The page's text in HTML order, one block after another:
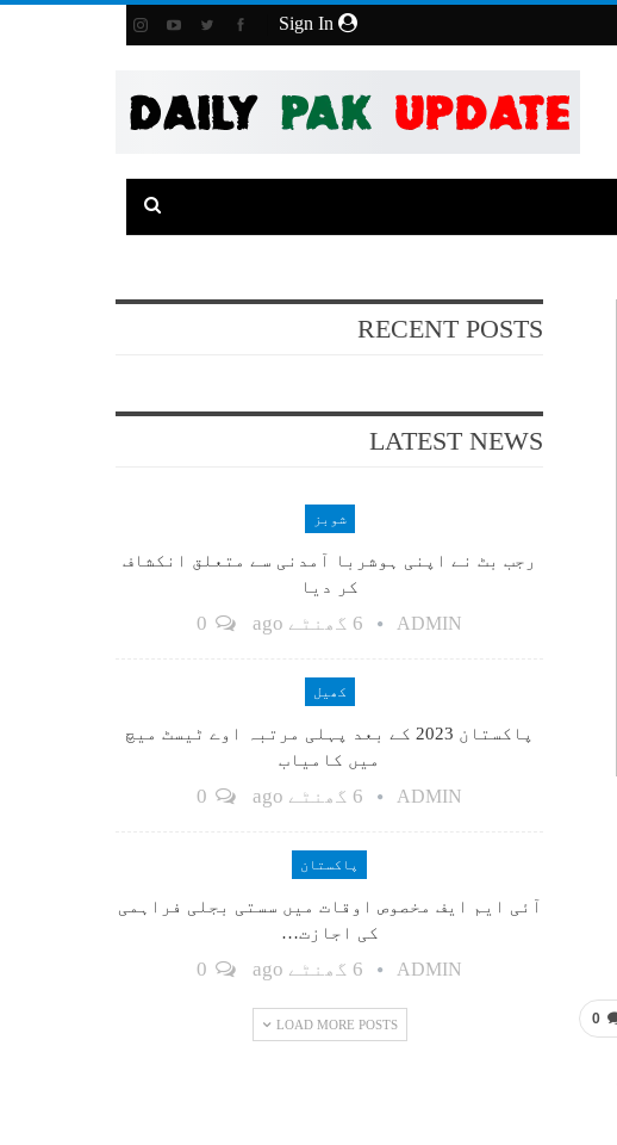
0
RECENT POSTS
LATEST NEWS
شوبز
رجب بٹ نے اپنی ہوشربا آمدنی سے متعلق انکشاف
کر دیا
ADMIN 6 گھنٹے ago
کھیل
پاکستان 2023 کے بعد پہلی مرتبہ اوے ٹیسٹ میچ
میں کامیاب
ADMIN 6 گھنٹے ago
پاکستان
آئی ایم ایف مخصوص اوقات میں سستی بجلی فراہمی
کی اجازت…
ADMIN 6 گھنٹے ago
LOAD MORE POSTS